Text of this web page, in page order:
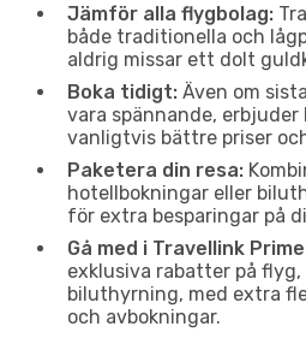
Jämför alla flygbolag:
både traditionella och
aldrig missar ett dolt
Boka tidigt: Även om
vara spännande,
vanligtvis bättre priser
Paketera din resa:
hotellbokningar eller
för extra besparingar på
Gå med i Travellink
exklusiva rabatter på
biluthyrning, med extra
och avbokningar.